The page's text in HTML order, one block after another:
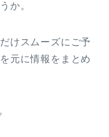
か。
けスムーズにご予
元に情報をまとめ